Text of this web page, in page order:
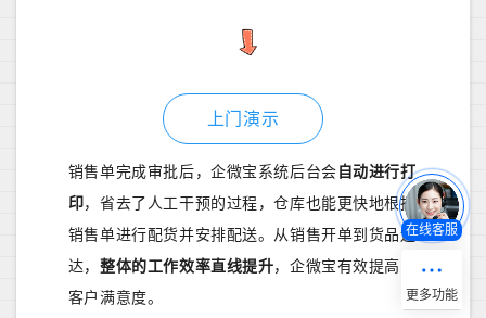
上门演示
销售单完成审批后，企微宝系统后台会自动进行打
印，省去了人工干预的过程，仓库也能更快地根据
销售单进行配货并安排配送。从销售开单到货品送
达，整体的工作效率直线提升，企微宝有效提高了
客户满意度。
在线客服